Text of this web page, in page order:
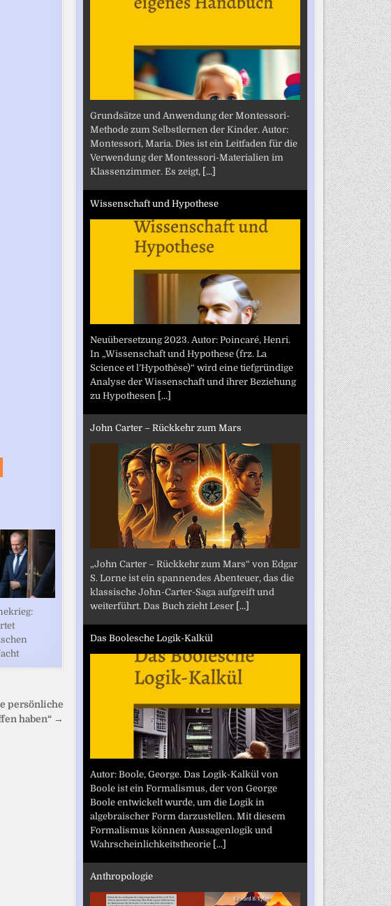
persönliche
haben“ →
Grundsätze und Anwendung der Montessori-
Methode zum Selbstlernen der Kinder. Autor:
Montessori, Maria. Dies ist ein Leitfaden für die
Verwendung der Montessori-Materialien im
Klassenzimmer. Es zeigt, [...]
Wissenschaft und Hypothese
Neuübersetzung 2023. Autor: Poincaré, Henri.
In „Wissenschaft und Hypothese (frz. La
Science et l’Hypothèse)“ wird eine tiefgründige
Analyse der Wissenschaft und ihrer Beziehung
zu Hypothesen [...]
John Carter – Rückkehr zum Mars
„John Carter – Rückkehr zum Mars“ von Edgar
S. Lorne ist ein spannendes Abenteuer, das die
klassische John-Carter-Saga aufgreift und
weiterführt. Das Buch zieht Leser [...]
Das Boolesche Logik-Kalkül
Autor: Boole, George. Das Logik-Kalkül von
Boole ist ein Formalismus, der von George
Boole entwickelt wurde, um die Logik in
algebraischer Form darzustellen. Mit diesem
Formalismus können Aussagenlogik und
Wahrscheinlichkeitstheorie [...]
Anthropologie